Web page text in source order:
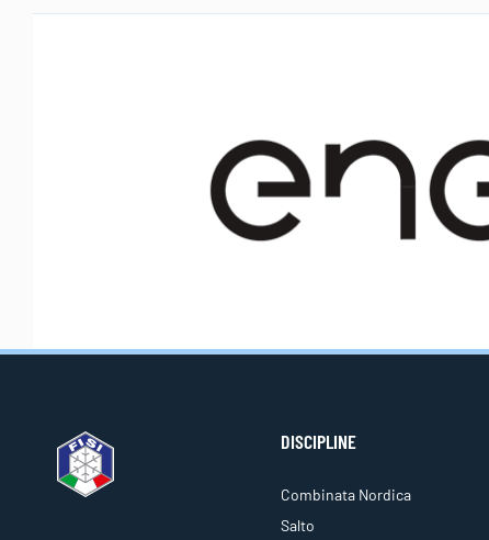
DISCIPLINE
Combinata Nordica
Salto